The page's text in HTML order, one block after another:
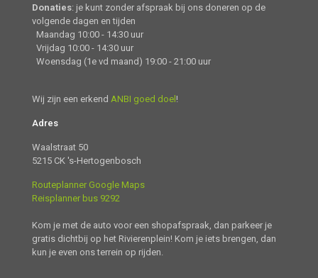
Donaties: je kunt zonder afspraak bij ons doneren op de
volgende dagen en tijden
Maandag 10:00 - 14:30 uur
Vrijdag 10:00 - 14:30 uur
Woensdag (1e vd maand) 19:00 - 21:00 uur
Wij zijn een erkend ANBI goed doel !
Adres
Waalstraat 50
5215 CK 's-Hertogenbosch
Routeplanner Google Maps
Reisplanner bus 9292
Kom je met de auto voor een shopafspraak, dan parkeer je
gratis dichtbij op het Rivierenplein! Kom je iets brengen, dan
kun je even ons terrein op rijden.